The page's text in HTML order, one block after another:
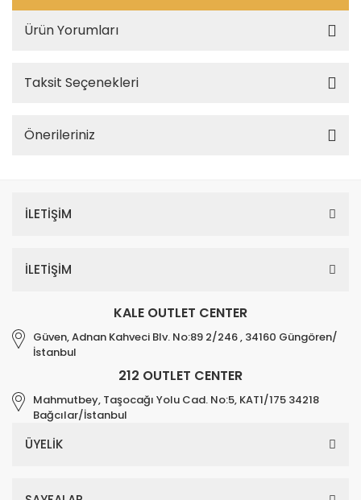
Ürün Yorumları
Taksit Seçenekleri
Önerileriniz
İLETİŞİM
İLETİŞİM
KALE OUTLET CENTER
Güven, Adnan Kahveci Blv. No:89 2/246 , 34160 Güngören/
İstanbul
212 OUTLET CENTER
Mahmutbey, Taşocağı Yolu Cad. No:5, KAT1/175 34218
Bağcılar/İstanbul
ÜYELİK